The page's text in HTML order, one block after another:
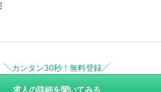
カンタン30秒！無料登録
求人の詳細を聞いてみる